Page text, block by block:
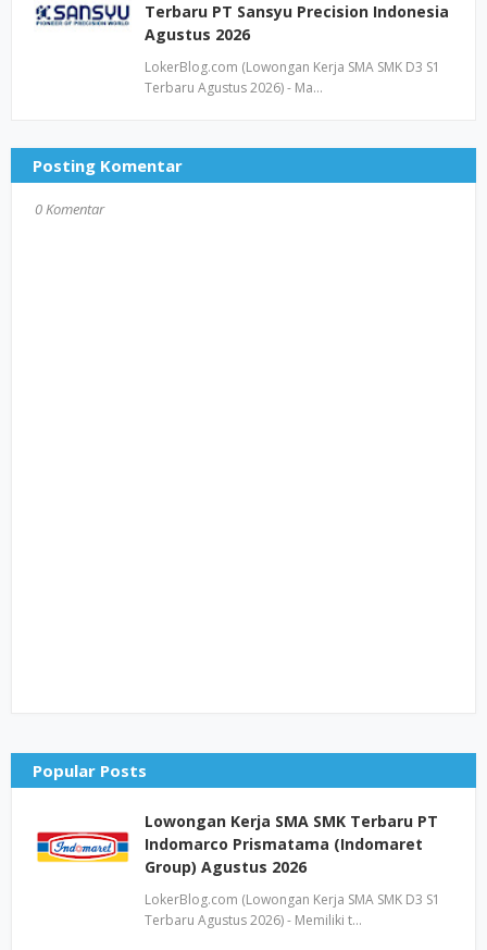
Terbaru PT Sansyu Precision Indonesia
Agustus 2026
LokerBlog.com (Lowongan Kerja SMA SMK D3 S1
Terbaru Agustus 2026) - Ma…
Posting Komentar
0 Komentar
Popular Posts
Lowongan Kerja SMA SMK Terbaru PT
Indomarco Prismatama (Indomaret
Group) Agustus 2026
LokerBlog.com (Lowongan Kerja SMA SMK D3 S1
Terbaru Agustus 2026) - Memiliki t…